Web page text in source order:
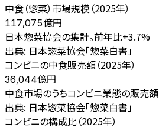
中食（惣菜）市場規模（2025年）
117,075億円
日本惣菜協会の集計。前年比+3.7%
出典: 日本惣菜協会「惣菜白書」
コンビニの中食販売額（2025年）
36,044億円
中食市場のうちコンビニ業態の販売額
出典: 日本惣菜協会「惣菜白書」
コンビニの構成比（2025年）